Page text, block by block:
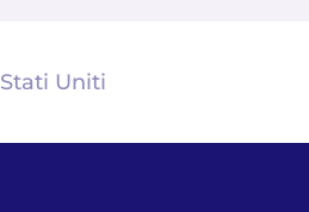
Stati Uniti